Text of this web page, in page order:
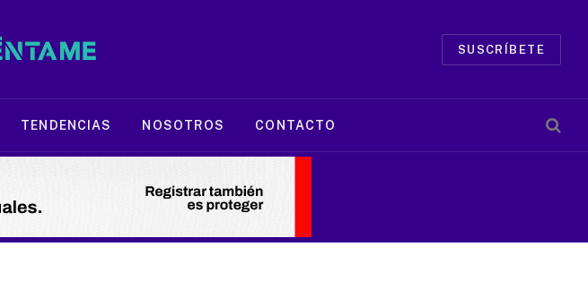
SUSCRÍBETE
TENDENCIAS NOSOTROS CONTACTO